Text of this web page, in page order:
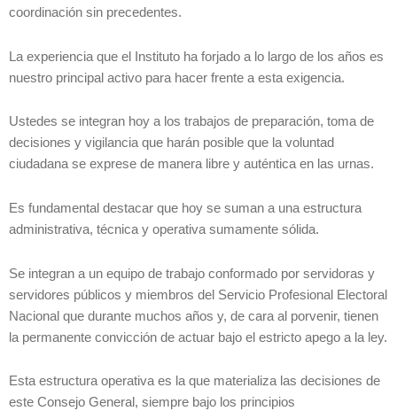
coordinación sin precedentes.
La experiencia que el Instituto ha forjado a lo largo de los años es
nuestro principal activo para hacer frente a esta exigencia.
Ustedes se integran hoy a los trabajos de preparación, toma de
decisiones y vigilancia que harán posible que la voluntad
ciudadana se exprese de manera libre y auténtica en las urnas.
Es fundamental destacar que hoy se suman a una estructura
administrativa, técnica y operativa sumamente sólida.
Se integran a un equipo de trabajo conformado por servidoras y
servidores públicos y miembros del Servicio Profesional Electoral
Nacional que durante muchos años y, de cara al porvenir, tienen
la permanente convicción de actuar bajo el estricto apego a la ley.
Esta estructura operativa es la que materializa las decisiones de
este Consejo General, siempre bajo los principios